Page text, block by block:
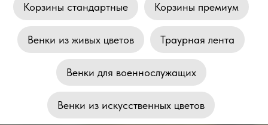
Корзины стандартные Корзины премиум
Венки из живых цветов Траурная лента
Венки для военнослужащих
Венки из искусственных цветов